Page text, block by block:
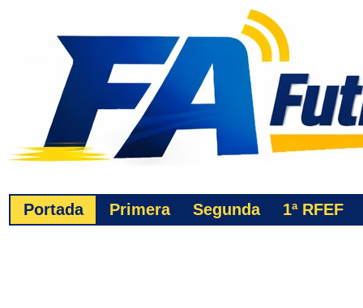
Portada Primera Segunda 1ªRFEF